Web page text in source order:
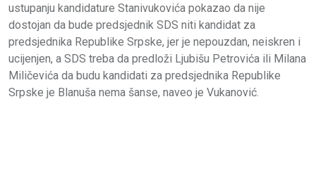
ustupanju kandidature Stanivukovića pokazao da nije
dostojan da bude predsjednik SDS niti kandidat za
predsjednika Republike Srpske, jer je nepouzdan, neiskren i
ucijenjen, a SDS treba da predloži Ljubišu Petrovića ili Milana
Miličevića da budu kandidati za predsjednika Republike
Srpske je Blanuša nema šanse, naveo je Vukanović.